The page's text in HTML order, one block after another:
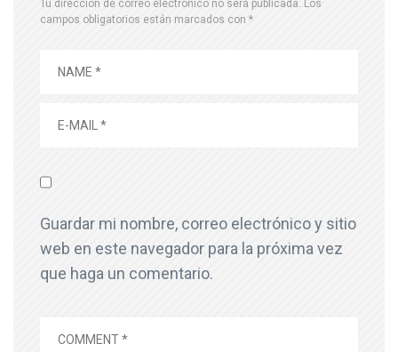
Tu dirección de correo electrónico no será publicada. Los
campos obligatorios están marcados con *
Guardar mi nombre, correo electrónico y sitio
web en este navegador para la próxima vez
que haga un comentario.